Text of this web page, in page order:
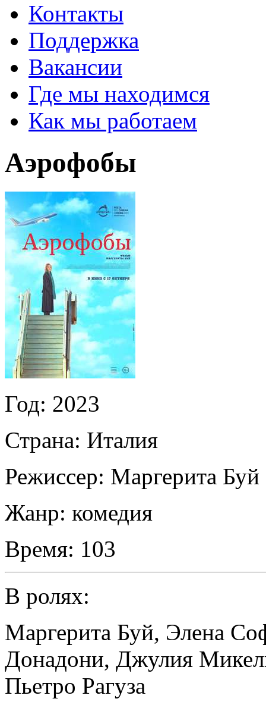
Контакты
Поддержка
Вакансии
Где мы находимся
Как мы работаем
Аэрофобы
Год: 2023
Страна: Италия
Режиссер: Маргерита Буй
Жанр: комедия
Время: 103
В ролях:
Маргерита Буй, Элена
Донадони, Джулия
Пьетро Рагуза